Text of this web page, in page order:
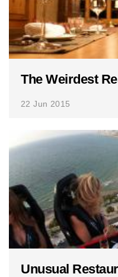
The Weirdest
22 Jun 2015
Unusual